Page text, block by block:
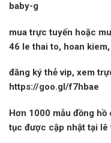
baby-g
mua trực tuyến hoặc
46 le thai to, hoan
đăng ký thẻ vip, xem
https://goo.gl/f7hbae
Hơn 1000 mẫu đồng
tục được cập nhật tại lê